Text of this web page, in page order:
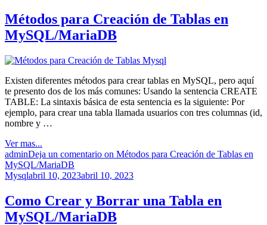
Métodos para Creación de Tablas en
MySQL/MariaDB
Existen diferentes métodos para crear tablas en MySQL, pero aquí
te presento dos de los más comunes: Usando la sentencia CREATE
TABLE: La sintaxis básica de esta sentencia es la siguiente: Por
ejemplo, para crear una tabla llamada usuarios con tres columnas (id,
nombre y …
Ver mas...
adminDeja un comentario on Métodos para Creación de Tablas en
MySQL/MariaDB
Mysqlabril 10, 2023abril 10, 2023
Como Crear y Borrar una Tabla en
MySQL/MariaDB